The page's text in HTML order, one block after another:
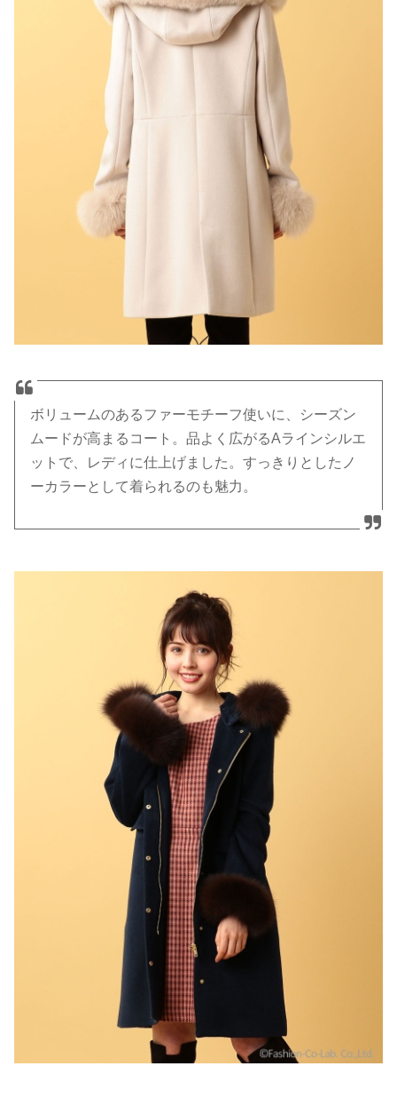
ボリュームのあるファーモチーフ使いに、シーズン
ムードが高まるコート。品よく広がるAラインシルエ
ットで、レディに仕上げました。すっきりとしたノ
ーカラーとして着られるのも魅力。